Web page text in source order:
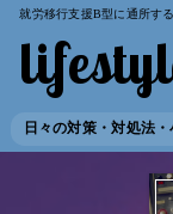
就労移行支援B型に通所す
日々の対策・対処法